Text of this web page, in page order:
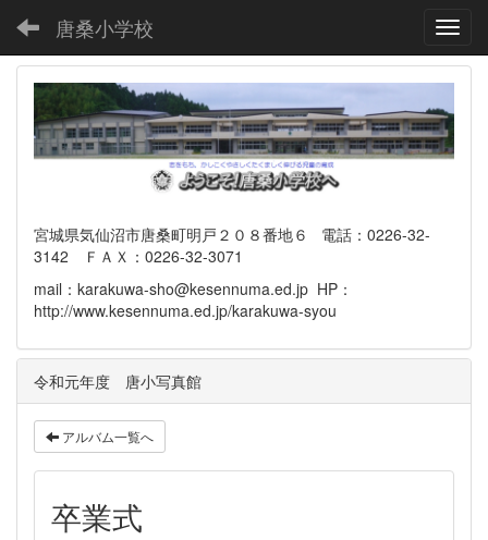
唐桑小学校
宮城県気仙沼市唐桑町明戸２０８番地６ 電話：0226-32-
3142 ＦＡＸ：0226-32-3071
mail：karakuwa-sho@kesennuma.ed.jp HP：
http://www.kesennuma.ed.jp/karakuwa-syou
令和元年度 唐小写真館
アルバム一覧へ
卒業式